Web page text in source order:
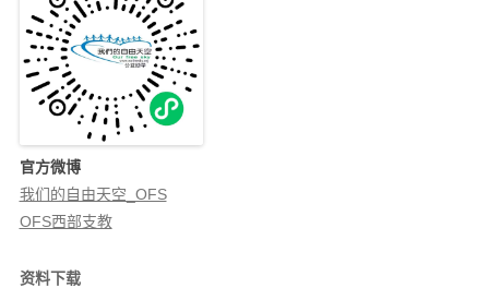
官方微博
我们的自由天空_OFS
OFS西部支教
资料下载